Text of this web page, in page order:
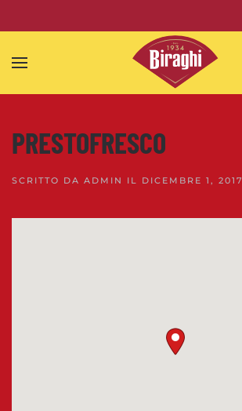
Skip to main content
PRESTOFRESCO
SCRITTO DA ADMIN IL DICEMBRE 1, 2017